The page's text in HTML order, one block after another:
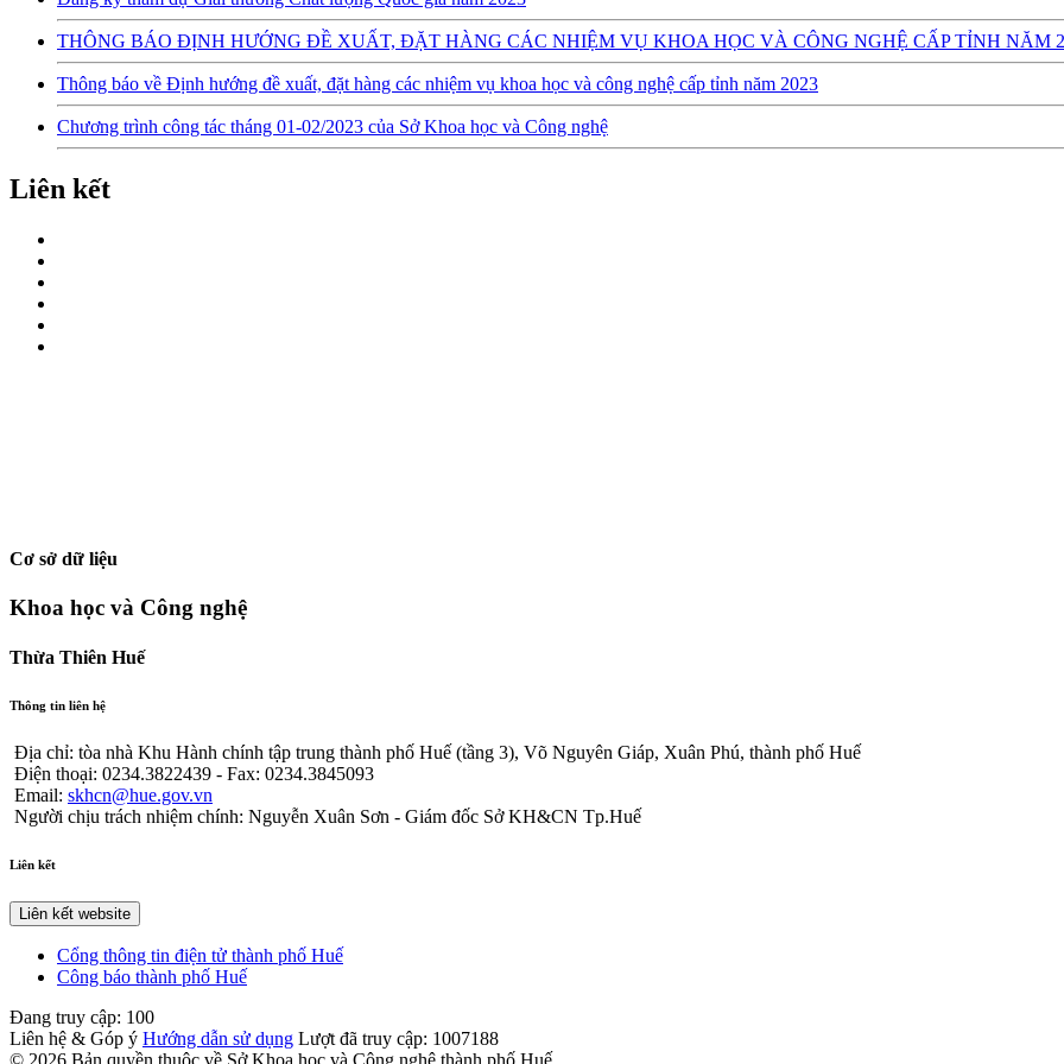
THÔNG BÁO ĐỊNH HƯỚNG ĐỀ XUẤT, ĐẶT HÀNG CÁC NHIỆM VỤ KHOA HỌC VÀ CÔNG NGHỆ CẤP TỈNH NĂM
Thông báo về Định hướng đề xuất, đặt hàng các nhiệm vụ khoa học và công nghệ cấp tỉnh năm 2023
Chương trình công tác tháng 01-02/2023 của Sở Khoa học và Công nghệ
Liên kết
Cơ sở dữ liệu
Khoa học và Công nghệ
Thừa Thiên Huế
Thông tin liên hệ
Địa chỉ: tòa nhà Khu Hành chính tập trung thành phố Huế (tầng 3), Võ Nguyên Giáp, Xuân Phú, thành phố Huế
Điện thoại: 0234.3822439 - Fax: 0234.3845093
Email: skhcn@hue.gov.vn
Người chịu trách nhiệm chính: Nguyễn Xuân Sơn - Giám đốc Sở KH&CN Tp.Huế
Liên kết
Liên kết website
Cổng thông tin điện tử thành phố Huế
Công báo thành phố Huế
Đang truy cập: 100
Liên hệ & Góp ý Hướng dẫn sử dụng Lượt đã truy cập: 1007188
© 2026 Bản quyền thuộc về Sở Khoa học và Công nghệ thành phố Huế